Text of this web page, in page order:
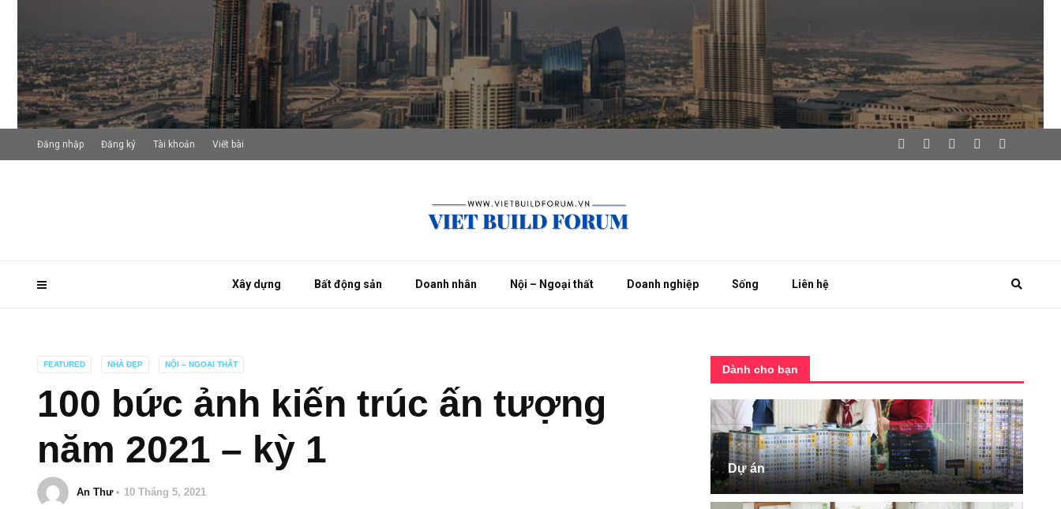
Xây dựng Bất động sản Doanh nhân Nội – Ngoại thất Doanh nghiệp Sống Liên hệ
Đăng nhập Đăng ký Tài khoản Viết bài
FEATURED NHÀ ĐẸP NỘI – NGOẠI THẤT
100 bức ảnh kiến trúc ấn tượng
năm 2021 – kỳ 1
An Thư 10 Tháng 5, 2021
Dành cho bạn
Dự án